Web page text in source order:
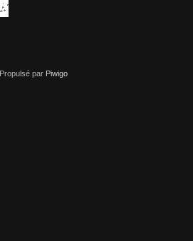
Propulsé par Piwigo